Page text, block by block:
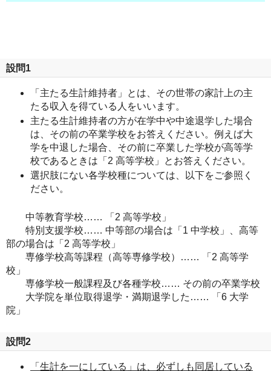
設問1
「主たる生計維持者」とは、その世帯の家計上の主
たる収入を得ている人をいいます。
主たる生計維持者の方が在学中や中途退学した場合
は、その前の卒業学校をお答えください。例えば大
学を中退した場合、その前に卒業した学校が高等学
校であるときは「2 高等学校」とお答えください。
選択肢にない各学校種については、以下をご参照く
ださい。
中等教育学校…… 「2 高等学校」
特別支援学校…… 中等部の場合は「1 中学校」、高等
部の場合は「2 高等学校」
専修学校高等課程（高等専修学校）…… 「2 高等学
校」
専修学校一般課程及び各種学校…… その前の卒業学校
大学院を単位取得退学・満期退学した…… 「6 大学
院」
設問2
「生計を一にしている」は、必ずしも同居している